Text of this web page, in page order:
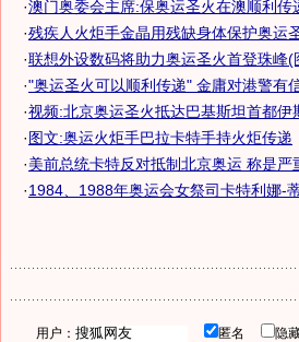
·澳门奥委会主席:保奥运圣火在澳顺利传
·残疾人火炬手金晶用残缺身体保护奥运
·联想外设数码将助力奥运圣火首登珠峰(
·"奥运圣火可以顺利传递" 金庸对港警有
·视频:北京奥运圣火抵达巴基斯坦首都伊
·图文:奥运火炬手巴拉卡特手持火炬传递
·美前总统卡特反对抵制北京奥运 称是严
·1984、1988年奥运会女祭司卡特利娜-蒂
用户： 匿名 隐